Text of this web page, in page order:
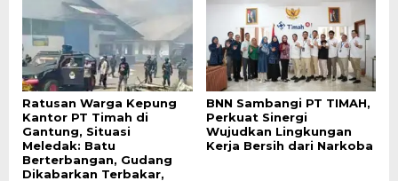
Ratusan Warga Kepung
Kantor PT Timah di
Gantung, Situasi
Meledak: Batu
Berterbangan, Gudang
Dikabarkan Terbakar,
BNN Sambangi PT TIMAH,
Perkuat Sinergi
Wujudkan Lingkungan
Kerja Bersih dari Narkoba